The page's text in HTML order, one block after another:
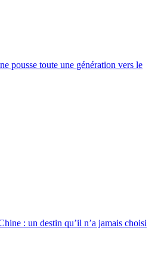
pousse toute une génération vers le
: un destin qu’il n’a jamais choisi